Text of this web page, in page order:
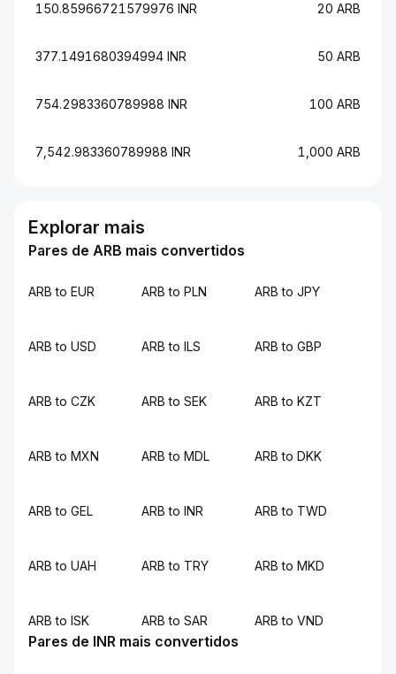
150.85966721579976 INR 20 ARB
377.1491680394994 INR 50 ARB
754.2983360789988 INR 100 ARB
7,542.983360789988 INR 1,000 ARB
Explorar mais
Pares de ARB mais convertidos
ARB to EUR ARB to PLN ARB to JPY
ARB to USD ARB to ILS ARB to GBP
ARB to CZK ARB to SEK ARB to KZT
ARB to MXN ARB to MDL ARB to DKK
ARB to GEL ARB to INR ARB to TWD
ARB to UAH ARB to TRY ARB to MKD
ARB to ISK ARB to SAR ARB to VND
Pares de INR mais convertidos